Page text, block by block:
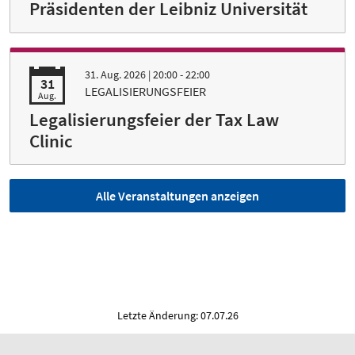
Präsidenten der Leibniz Universität
31
Aug.
31. Aug. 2026 | 20:00 - 22:00
LEGALISIERUNGSFEIER
Legalisierungsfeier der Tax Law
Clinic
Alle Veranstaltungen anzeigen
Letzte Änderung: 07.07.26